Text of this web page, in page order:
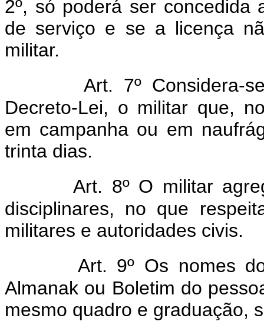
2º, só poderá ser concedida
de serviço e se a licença
militar.
Art. 7º Considera-
Decreto-Lei, o militar que,
em campanha ou em
trinta dias.
Art. 8º O militar
disciplinares, no que
militares e autoridades civis.
Art. 9º Os nomes
Almanak ou Boletim do
mesmo quadro e graduação,